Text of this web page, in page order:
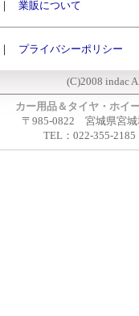
｜ 業販について
｜ プライバシーポリシー
(C)2008 indac
カー用品＆タイヤ・ホイ
〒985-0822 宮城県宮城
TEL：022-355-